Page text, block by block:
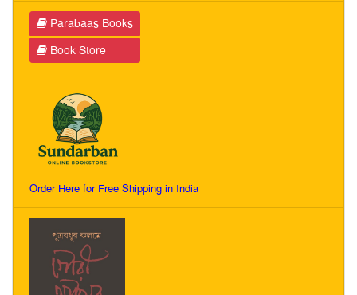
Parabaas Books
Book Store
Order Here for Free Shipping in India